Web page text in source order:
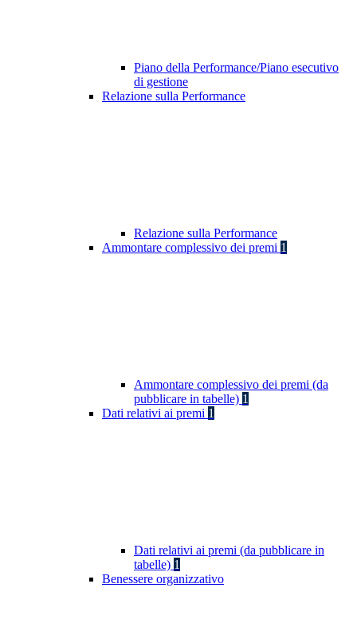
Piano della Performance/Piano esecutivo
di gestione
Relazione sulla Performance
Relazione sulla Performance
Ammontare complessivo dei premi 1
Ammontare complessivo dei premi (da
pubblicare in tabelle) 1
Dati relativi ai premi 1
Dati relativi ai premi (da pubblicare in
tabelle) 1
Benessere organizzativo